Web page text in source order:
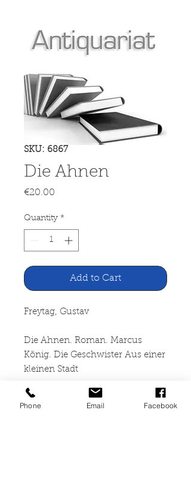
SKU: 6867
Die Ahnen
€20.00
Quantity *
Add to Cart
Freytag, Gustav
Die Ahnen. Roman. Marcus
König. Die Geschwister Aus einer
kleinen Stadt
Schreitersche
Phone Email Facebook